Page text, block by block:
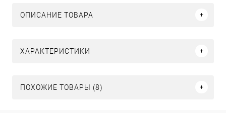
ОПИСАНИЕ ТОВАРА
ХАРАКТЕРИСТИКИ
ПОХОЖИЕ ТОВАРЫ (8)